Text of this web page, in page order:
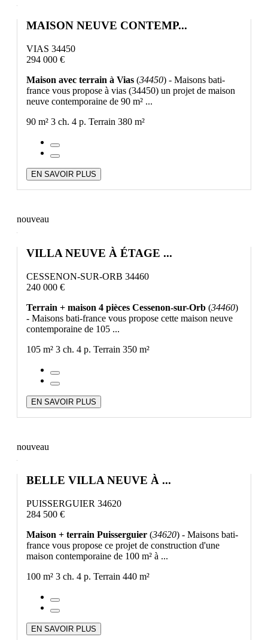
MAISON NEUVE CONTEMP...
VIAS 34450
294 000 €
Maison avec terrain à Vias (34450) - Maisons bati-
france vous propose à vias (34450) un projet de maison
neuve contemporaine de 90 m² ...
90 m² 3 ch. 4 p. Terrain 380 m²
EN SAVOIR PLUS
nouveau
VILLA NEUVE À ÉTAGE ...
CESSENON-SUR-ORB 34460
240 000 €
Terrain + maison 4 pièces Cessenon-sur-Orb (34460)
- Maisons bati-france vous propose cette maison neuve
contemporaine de 105 ...
105 m² 3 ch. 4 p. Terrain 350 m²
EN SAVOIR PLUS
nouveau
BELLE VILLA NEUVE À ...
PUISSERGUIER 34620
284 500 €
Maison + terrain Puisserguier (34620) - Maisons bati-
france vous propose ce projet de construction d'une
maison contemporaine de 100 m² à ...
100 m² 3 ch. 4 p. Terrain 440 m²
EN SAVOIR PLUS